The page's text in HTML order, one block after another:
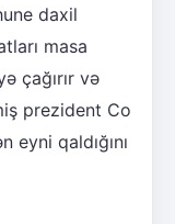
daxil
masa
çağırır və
prezident Co
qaldığını